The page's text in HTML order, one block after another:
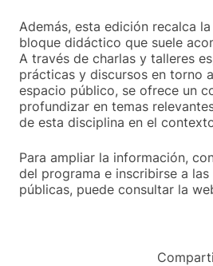
Además, esta edición recalca
bloque didáctico que suele
A través de charlas y talleres
prácticas y discursos en torno
espacio público, se ofrece un
profundizar en temas
de esta disciplina en el
Para ampliar la información,
del programa e inscribirse a
públicas, puede consultar la